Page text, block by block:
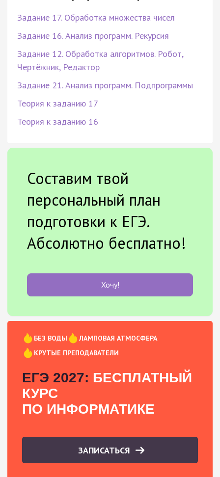
Задание 17. Обработка множества чисел
Задание 16. Анализ программ. Рекурсия
Задание 12. Обработка алгоритмов. Робот,
Чертёжник, Редактор
Задание 21. Анализ программ. Подпрограммы
Теория к заданию 17
Теория к заданию 16
Составим твой
персональный план
подготовки к ЕГЭ.
Абсолютно бесплатно!
Хочу!
БЕЗ ВОДЫ
ЛАМПОВАЯ АТМОСФЕРА
КРУТЫЕ ПРЕПОДАВАТЕЛИ
ЕГЭ 2027: БЕСПЛАТНЫЙ
КУРС
ПО ИНФОРМАТИКЕ
ЗАПИСАТЬСЯ